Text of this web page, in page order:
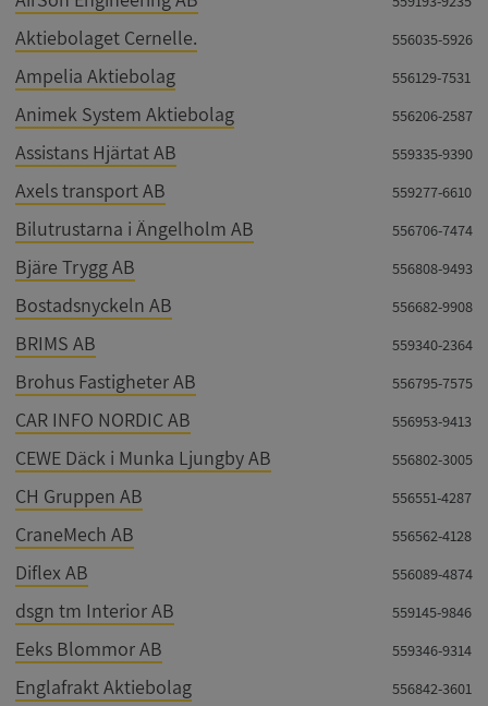
Aktiebolaget Cernelle. 556035-5926
Ampelia Aktiebolag 556129-7531
Animek System Aktiebolag 556206-2587
Assistans Hjärtat AB 559335-9390
Axels transport AB 559277-6610
Bilutrustarna i Ängelholm AB 556706-7474
Bjäre Trygg AB 556808-9493
Bostadsnyckeln AB 556682-9908
BRIMS AB 559340-2364
Brohus Fastigheter AB 556795-7575
CAR INFO NORDIC AB 556953-9413
CEWE Däck i Munka Ljungby AB 556802-3005
CH Gruppen AB 556551-4287
CraneMech AB 556562-4128
Diflex AB 556089-4874
dsgn tm Interior AB 559145-9846
Eeks Blommor AB 559346-9314
Englafrakt Aktiebolag 556842-3601